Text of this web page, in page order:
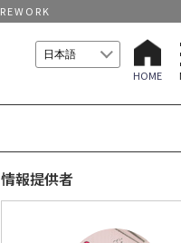
REWORK
HOME
情報提供者